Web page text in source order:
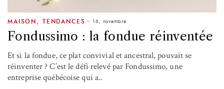
MAISON TENDANCES 16, novembre
Fondussimo : la fondue réinventée
Et si la fondue, ce plat convivial et ancestral, pouvait se
réinventer ? C’est le défi relevé par Fondussimo, une
entreprise québécoise qui a..